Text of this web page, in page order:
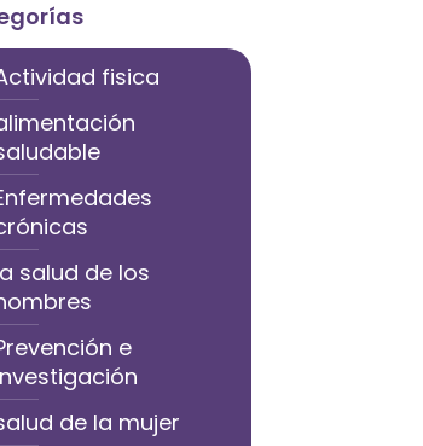
fisica
salud de los
e
de la mujer